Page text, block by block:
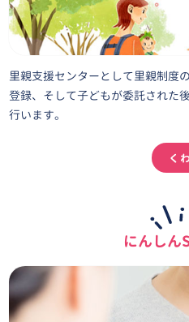
里親支援センターとして里親制度
登録、そして子どもが委託された
行います。
く
にんしん